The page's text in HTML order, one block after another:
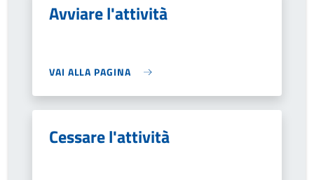
Avviare l'attività
VAI ALLA PAGINA
Cessare l'attività